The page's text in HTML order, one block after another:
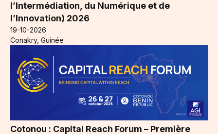
l’Intermédiation, du Numérique et de
l’Innovation) 2026
19-10-2026
Conakry, Guinée
Cotonou : Capital Reach Forum – Première